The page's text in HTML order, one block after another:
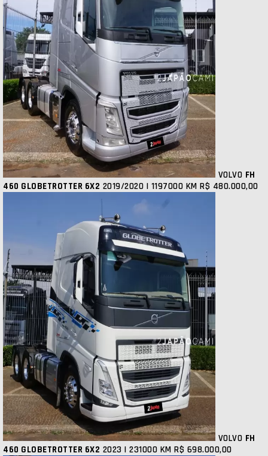
VOLVO FH
460 GLOBETROTTER 6X2 2019/2020 | 1197000 KM R$ 480.000,00
VOLVO FH
460 GLOBETROTTER 6X2 2023 | 231000 KM R$ 698.000,00